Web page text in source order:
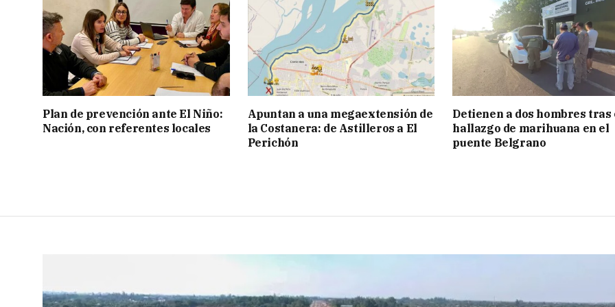
Plan de prevención ante El Niño:
Nación, con referentes locales
Apuntan a una megaextensión de
la Costanera: de Astilleros a El
Perichón
Detienen a dos hombres tras
hallazgo de marihuana en el
puente Belgrano